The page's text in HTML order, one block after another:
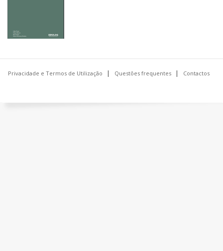
Privacidade e Termos de Utilização Questões frequentes Contactos